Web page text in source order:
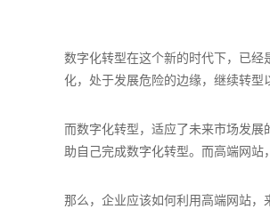
数字化转型在这个新的时代下，已
化，处于发展危险的边缘，继续转型
而数字化转型，适应了未来市场发
助自己完成数字化转型。而高端网站
那么，企业应该如何利用高端网站，